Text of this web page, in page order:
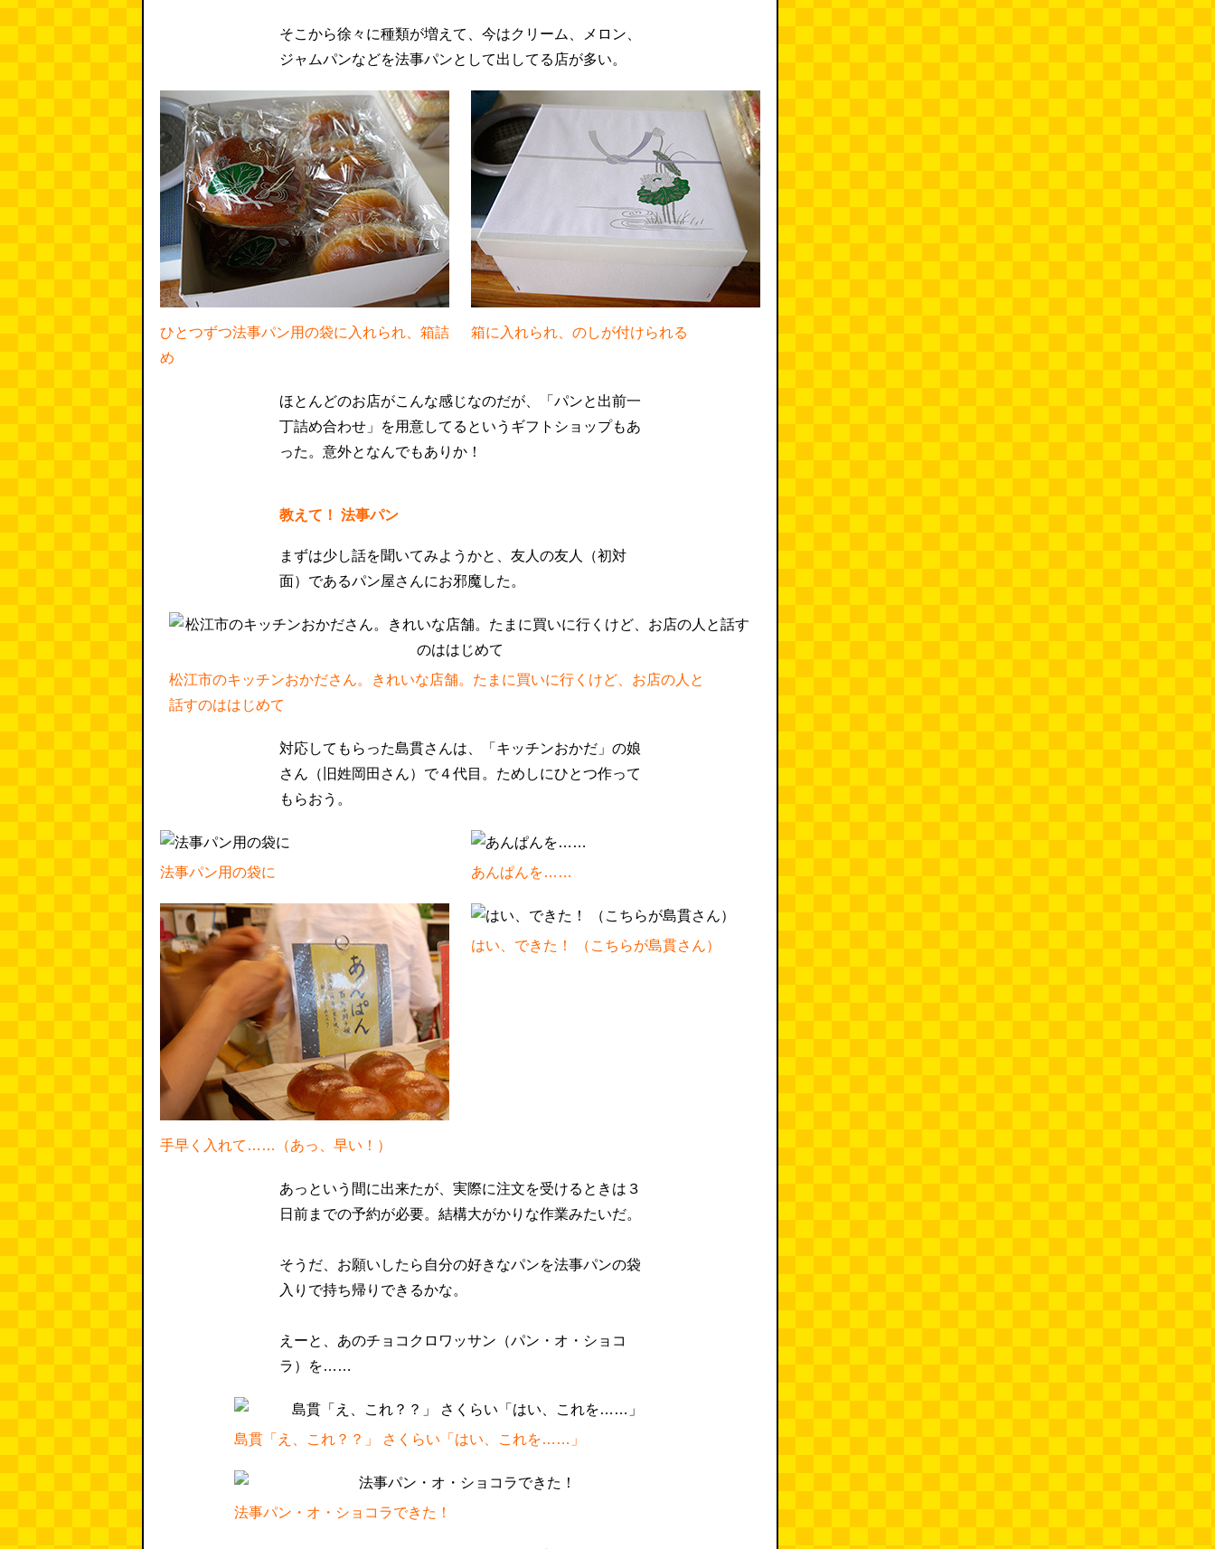
そこから徐々に種類が増えて、今はクリーム、メロン、
ジャムパンなどを法事パンとして出してる店が多い。
ひとつずつ法事パン用の袋に入れられ、箱詰
め
箱に入れられ、のしが付けられる
ほとんどのお店がこんな感じなのだが、「パンと出前一
丁詰め合わせ」を用意してるというギフトショップもあ
った。意外となんでもありか！
教えて！ 法事パン
まずは少し話を聞いてみようかと、友人の友人（初対
面）であるパン屋さんにお邪魔した。
松江市のキッチンおかださん。きれいな店舗。たまに買いに行くけど、お店の人と
話すのははじめて
対応してもらった島貫さんは、「キッチンおかだ」の娘
さん（旧姓岡田さん）で４代目。ためしにひとつ作って
もらおう。
法事パン用の袋に あんぱんを……
手早く入れて……（あっ、早い！）
はい、できた！ （こちらが島貫さん）
あっという間に出来たが、実際に注文を受けるときは３
日前までの予約が必要。結構大がかりな作業みたいだ。
そうだ、お願いしたら自分の好きなパンを法事パンの袋
入りで持ち帰りできるかな。
えーと、あのチョコクロワッサン（パン・オ・ショコ
ラ）を……
島貫「え、これ？？」 さくらい「はい、これを……」
法事パン・オ・ショコラできた！